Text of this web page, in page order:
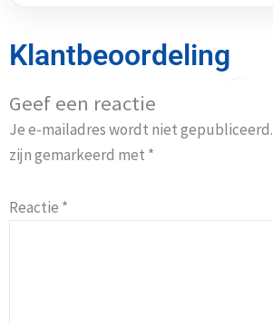
Klantbeoordeling
Geef een reactie
Je e-mailadres wordt niet gepubliceerd.
zijn gemarkeerd met *
Reactie *